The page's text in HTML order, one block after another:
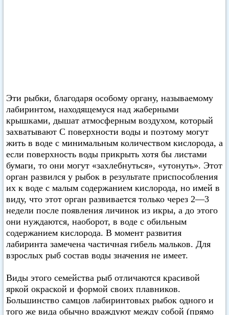
Эти рыбки, благодаря особому органу, называемому
лабиринтом, находящемуся над жаберными
крышками, дышат атмосферным воздухом, который
захватывают С поверхности воды и поэтому могут
жить в воде с минимальным количеством кислорода, а
если поверхность воды прикрыть хотя бы листами
бумаги, то они могут «захлебнуться», «утонуть». Этот
орган развился у рыбок в результате приспособления
их к воде с малым содержанием кислорода, но имей в
виду, что этот орган развивается только через 2—3
недели после появления личинок из икры, а до этого
они нуждаются, наоборот, в воде с обильным
содержанием кислорода. В момент развития
лабиринта замечена частичная гибель мальков. Для
взрослых рыб состав воды значения не имеет.
Виды этого семейства рыб отличаются красивой
яркой окраской и формой своих плавников.
Большинство самцов лабиринтовых рыбок одного и
того же вида обычно враждуют между собой (прямо